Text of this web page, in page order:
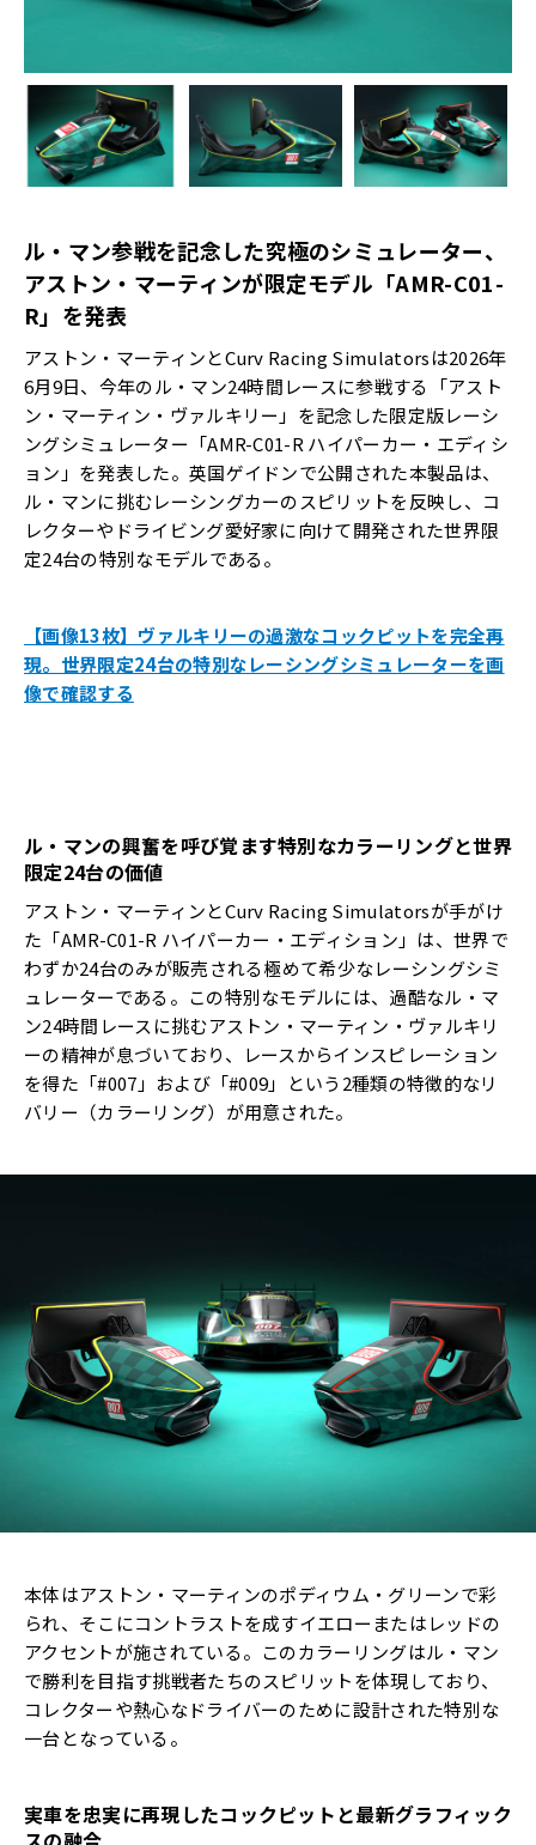
ル・マン参戦を記念した究極のシミュレーター、
アストン・マーティンが限定モデル「AMR-C01-
R」を発表
アストン・マーティンとCurv Racing Simulatorsは2026年
6月9日、今年のル・マン24時間レースに参戦する「アスト
ン・マーティン・ヴァルキリー」を記念した限定版レーシ
ングシミュレーター「AMR-C01-R ハイパーカー・エディシ
ョン」を発表した。英国ゲイドンで公開された本製品は、
ル・マンに挑むレーシングカーのスピリットを反映し、コ
レクターやドライビング愛好家に向けて開発された世界限
定24台の特別なモデルである。
【画像13枚】ヴァルキリーの過激なコックピットを完全再
現。世界限定24台の特別なレーシングシミュレーターを画
像で確認する
ル・マンの興奮を呼び覚ます特別なカラーリングと世界
限定24台の価値
アストン・マーティンとCurv Racing Simulatorsが手がけ
た「AMR-C01-R ハイパーカー・エディション」は、世界で
わずか24台のみが販売される極めて希少なレーシングシミ
ュレーターである。この特別なモデルには、過酷なル・マ
ン24時間レースに挑むアストン・マーティン・ヴァルキリ
ーの精神が息づいており、レースからインスピレーション
を得た「#007」および「#009」という2種類の特徴的なリ
バリー（カラーリング）が用意された。
本体はアストン・マーティンのポディウム・グリーンで彩
られ、そこにコントラストを成すイエローまたはレッドの
アクセントが施されている。このカラーリングはル・マン
で勝利を目指す挑戦者たちのスピリットを体現しており、
コレクターや熱心なドライバーのために設計された特別な
一台となっている。
実車を忠実に再現したコックピットと最新グラフィック